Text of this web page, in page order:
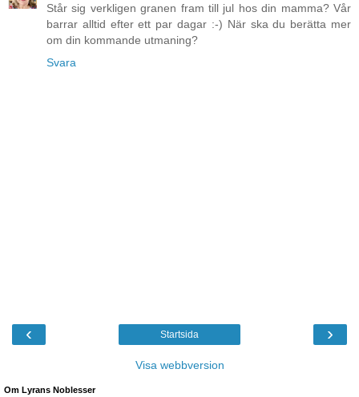
Står sig verkligen granen fram till jul hos din mamma? Vår
barrar alltid efter ett par dagar :-) När ska du berätta mer
om din kommande utmaning?
Svara
‹ ›
Startsida
Visa webbversion
Om Lyrans Noblesser